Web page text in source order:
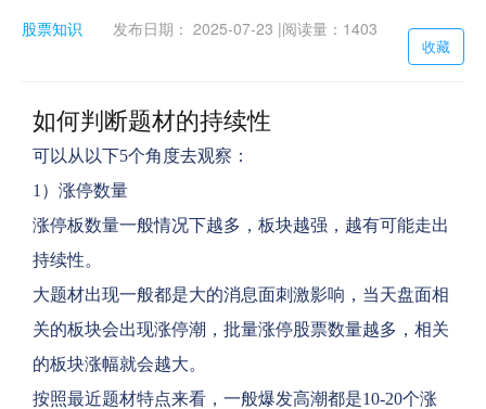
股票知识 发布日期： 2025-07-23 |阅读量：1403
收藏
如何判断题材的持续性
可以从以下5个角度去观察：
1）涨停数量
涨停板数量一般情况下越多，板块越强，越有可能走出
持续性。
大题材出现一般都是大的消息面刺激影响，当天盘面相
关的板块会出现涨停潮，批量涨停股票数量越多，相关
的板块涨幅就会越大。
按照最近题材特点来看，一般爆发高潮都是10-20个涨